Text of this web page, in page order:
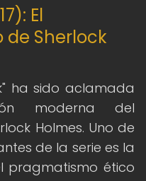
El
Sherlock
ha sido aclamada
moderna del
Holmes. Uno de
de la serie es la
pragmatismo ético